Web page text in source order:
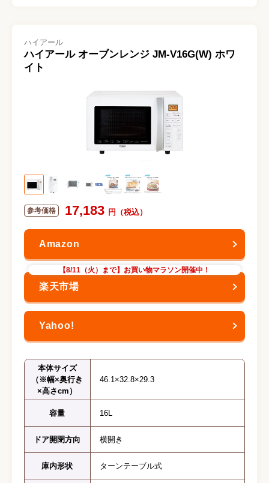
ハイアール
ハイアール オーブンレンジ JM-V16G(W) ホワ
イト
17,183
【8/11（火）まで】お買い物マラソン開催中！
本体サイズ
（※幅×奥行き
×高さcm）
46.1×32.8×29.3
容量 16L
ドア開閉方向 横開き
庫内形状 ターンテーブル式